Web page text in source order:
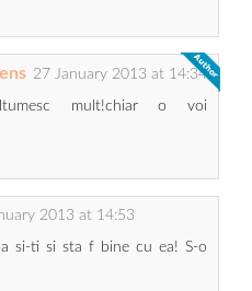
27 January 2013 at 14:34
mult!chiar o voi
2013 at 14:53
si-ti si sta f bine cu ea! S-o